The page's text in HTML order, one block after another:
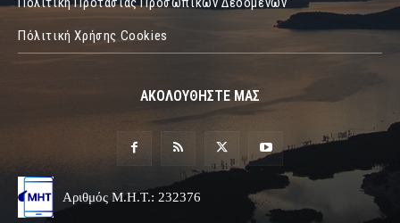
Πόλιτική Χρήσης Cookies
ΑΚΟΛΟΥΘΗΣΤΕ ΜΑΣ
Αριθμός Μ.Η.Τ.: 232376